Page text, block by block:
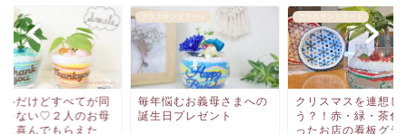
サンドアート
悩むお義母さまへの
日プレゼント
グラスサンドアート
クリスマスを連想しちゃ
う？！赤・緑・茶色を使
文字入れ
お揃いだけどすべて
じじゃない♡２人の
さまに喜んでもらえ